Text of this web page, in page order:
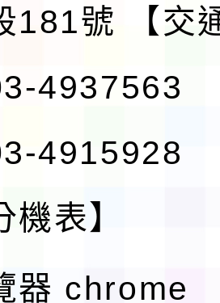
181號
【交
4937563
4915928
機表】
器 chrome